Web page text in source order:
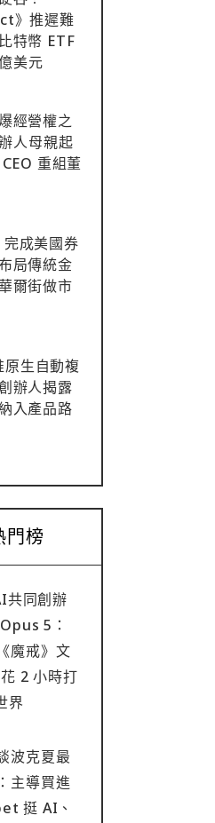
》推遲難
特幣 ETF
美元
經營權之
人母親起
重組董
成美國券
局傳統金
爾街做市
生自動複
辦人揭露
入產品路
門榜
共同創辦
5：
魔戒》文
2 小時打
界
波克夏最
主導買進
挺 AI、